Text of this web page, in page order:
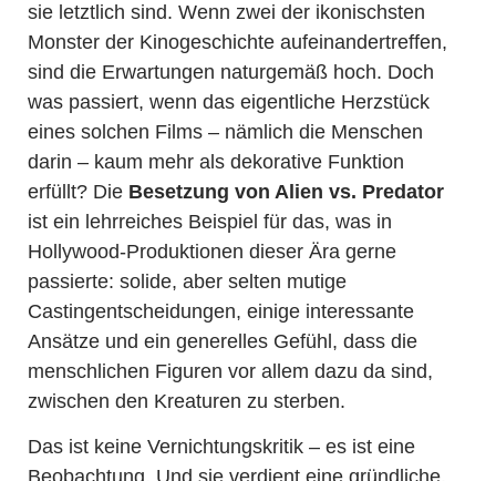
sie letztlich sind. Wenn zwei der ikonischsten
Monster der Kinogeschichte aufeinandertreffen,
sind die Erwartungen naturgemäß hoch. Doch
was passiert, wenn das eigentliche Herzstück
eines solchen Films – nämlich die Menschen
darin – kaum mehr als dekorative Funktion
erfüllt? Die Besetzung von Alien vs. Predator
ist ein lehrreiches Beispiel für das, was in
Hollywood-Produktionen dieser Ära gerne
passierte: solide, aber selten mutige
Castingentscheidungen, einige interessante
Ansätze und ein generelles Gefühl, dass die
menschlichen Figuren vor allem dazu da sind,
zwischen den Kreaturen zu sterben.
Das ist keine Vernichtungskritik – es ist eine